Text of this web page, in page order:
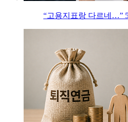
“고용지표랑 다르네…”